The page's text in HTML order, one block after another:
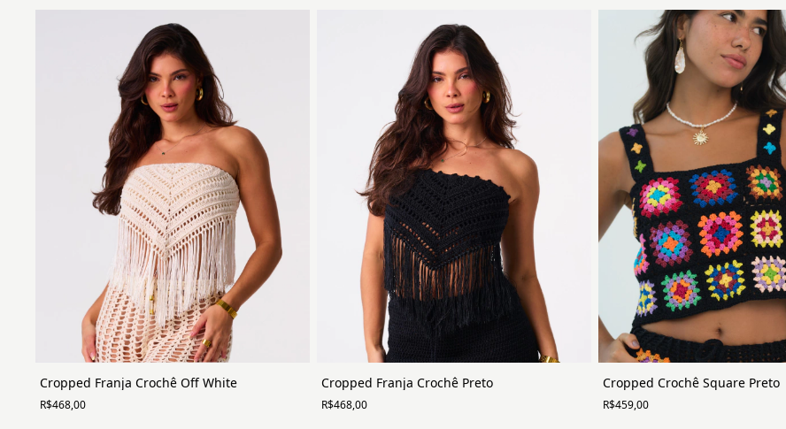
Cropped Franja Crochê Off White
R$468,00
Cropped Franja Crochê Preto
R$468,00
Cropped Crochê Square Preto
R$459,00